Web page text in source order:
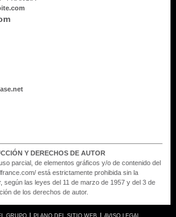
Y DERECHOS DE AUTOR
parcial, de elementos gráficos y/o de contenido del
está estrictamente prohibida sin la
según las leyes del 11 de marzo de 1957 y del 3 de
de los derechos de autor.
GRUPO PLANO DEL SITIO WEB AVISO LEGAL